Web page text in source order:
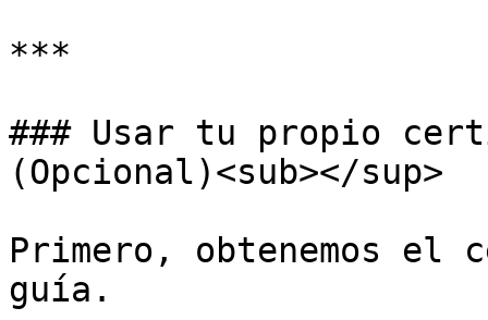
***
### Usar tu propio
(Opcional)<sub></sup>
Primero, obtenemos
guía.